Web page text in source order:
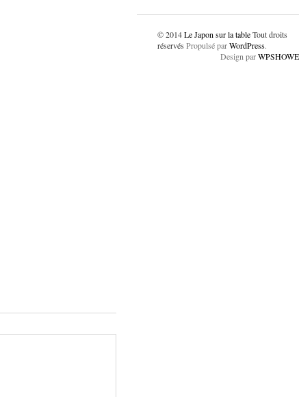
© 2014Le Japon sur la tableTout droits
réservés Propulsé parWordPress.
Design par